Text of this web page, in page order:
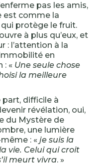
pas les amis,
est comme la
protège le fruit.
à plus qu’eux, et
: l’attention à la
en
: « Une seule chose
la meilleure
difficile à
révélation, oui,
du Mystère de
une lumière
: « je suis la
vie. Celui qui croit
meurt vivra. »